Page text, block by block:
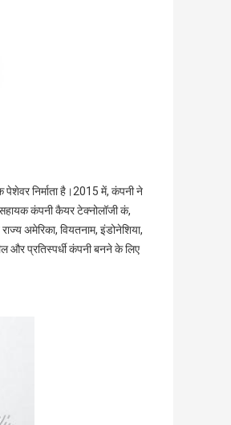
निर्माता है।2015 में, कंपनी ने
कंपनी कैयर टेक्नोलॉजी कं,
अमेरिका, वियतनाम, इंडोनेशिया,
और प्रतिस्पर्धी कंपनी बनने के लिए